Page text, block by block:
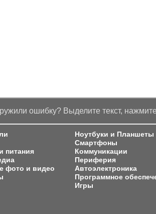
ошибку? Выделите текст,
питания
фото и видео
Ноутбуки и Планшеты
Смартфоны
Коммуникации
Периферия
Автоэлектроника
Программное
Игры